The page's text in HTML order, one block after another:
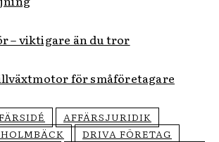
– viktigare än du tror
för småföretagare
AFFÄRSJURIDIK
DRIVA FÖRETAG